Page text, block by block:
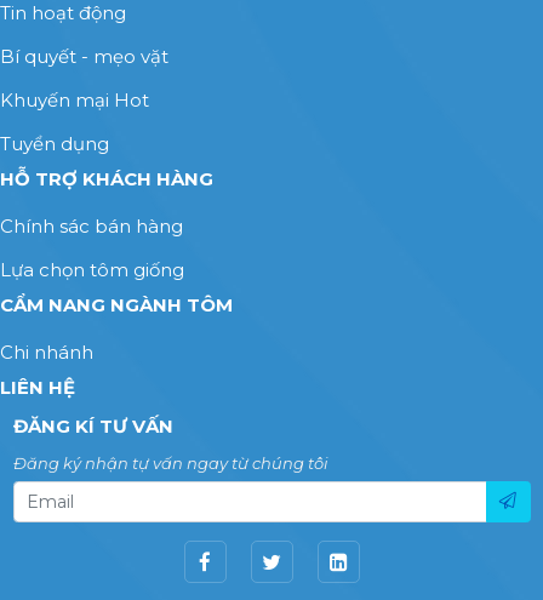
Tin hoạt động
Bí quyết - mẹo vặt
Khuyến mại Hot
Tuyển dụng
HỖ TRỢ KHÁCH HÀNG
Chính sác bán hàng
Lựa chọn tôm giống
CẨM NANG NGÀNH TÔM
Chi nhánh
LIÊN HỆ
ĐĂNG KÍ TƯ VẤN
Đăng ký nhận tự vấn ngay từ chúng tôi